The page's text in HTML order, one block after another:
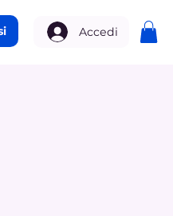
Accedi